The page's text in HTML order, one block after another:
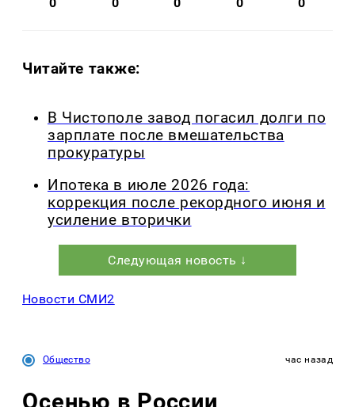
Читайте также:
В Чистополе завод погасил долги по
зарплате после вмешательства
прокуратуры
Ипотека в июле 2026 года:
коррекция после рекордного июня и
усиление вторички
Следующая новость ↓
Новости СМИ2
Общество час назад
Осенью в России